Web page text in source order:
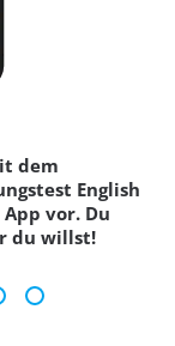
dem
English
vor. Du
du willst!